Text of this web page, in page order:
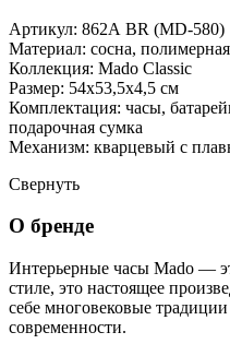
Артикул: 862А BR (MD-580)
Материал: сосна,
Коллекция: Mado Classic
Размер: 54х53,5х4,5 см
Комплектация: часы,
подарочная сумка
Механизм: кварцевый с
Свернуть
О бренде
Интерьерные часы Mado —
стиле, это настоящее
себе многовековые
современности.